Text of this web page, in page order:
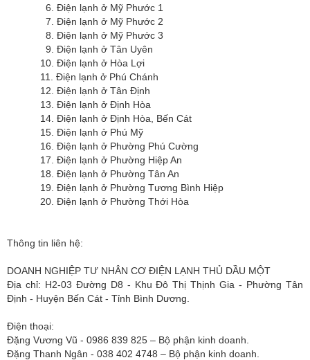
6. Điện lạnh ở Mỹ Phước 1
7. Điện lạnh ở Mỹ Phước 2
8. Điện lạnh ở Mỹ Phước 3
9. Điện lạnh ở Tân Uyên
10. Điện lạnh ở Hòa Lợi
11. Điện lạnh ở Phú Chánh
12. Điện lạnh ở Tân Định
13. Điện lạnh ở Định Hòa
14. Điện lạnh ở Định Hòa, Bến Cát
15. Điện lạnh ở Phú Mỹ
16. Điện lạnh ở Phường Phú Cường
17. Điện lạnh ở Phường Hiệp An
18. Điện lạnh ở Phường Tân An
19. Điện lạnh ở Phường Tương Bình Hiệp
20. Điện lạnh ở Phường Thới Hòa
Thông tin liên hệ:
DOANH NGHIỆP TƯ NHÂN CƠ ĐIỆN LẠNH THỦ DẦU MỘT
Địa chỉ: H2-03 Đường D8 - Khu Đô Thị Thịnh Gia - Phường Tân
Định - Huyện Bến Cát - Tỉnh Bình Dương.
Điện thoại:
Đặng Vương Vũ - 0986 839 825 – Bộ phận kinh doanh.
Đặng Thanh Ngân - 038 402 4748 – Bộ phận kinh doanh.